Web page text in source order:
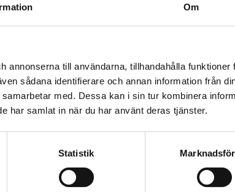
Om
annonserna till användarna, tillhandahålla funktioner
sådana identifierare och annan information från
med. Dessa kan i sin tur kombinera
har samlat in när du har använt deras tjänster.
Statistik
Huuhtele ja kuori raparperi ja paloittele neljän
Kiehauta vesi, viini ja sokeri. Halutessasi voit
sitruunamehulla (2 tl). Leikkaa vaniljatanko
siemeniä liemeen. Laita myös tanko liemeen
Keitä hiljalleen 5 – 10 minuuttia. Vältä
Jäähdytä hilloke ja viipaloi joukkoon tuoreet,